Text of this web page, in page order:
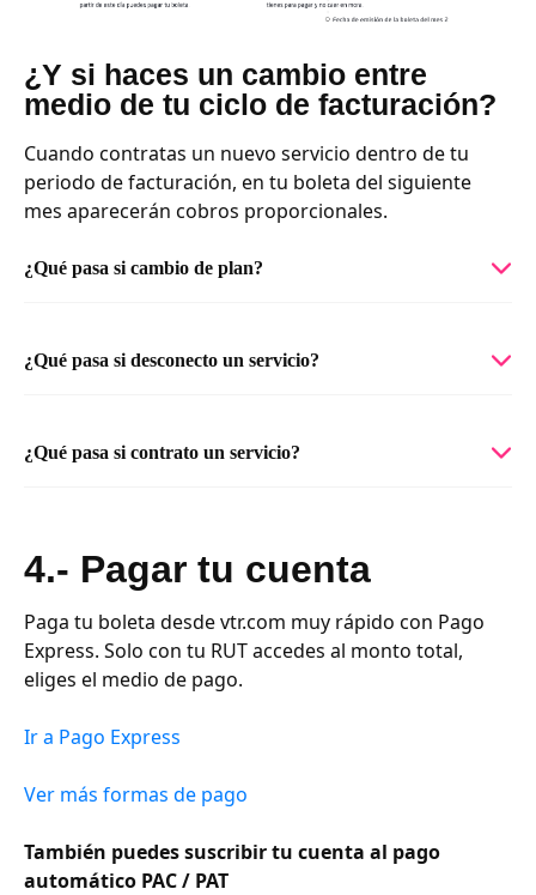
¿Y si haces un cambio entre
medio de tu ciclo de facturación?
Cuando contratas un nuevo servicio dentro de tu
periodo de facturación, en tu boleta del siguiente
mes aparecerán cobros proporcionales.
¿Qué pasa si cambio de plan?
¿Qué pasa si desconecto un servicio?
¿Qué pasa si contrato un servicio?
4.- Pagar tu cuenta
Paga tu boleta desde vtr.com muy rápido con Pago
Express. Solo con tu RUT accedes al monto total,
eliges el medio de pago.
Ir a Pago Express
Ver más formas de pago
También puedes suscribir tu cuenta al pago
automático PAC / PAT